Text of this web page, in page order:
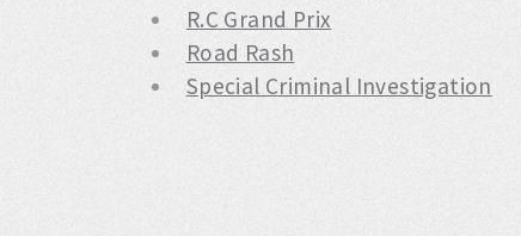
R.C Grand Prix
Road Rash
Special Criminal Investigation